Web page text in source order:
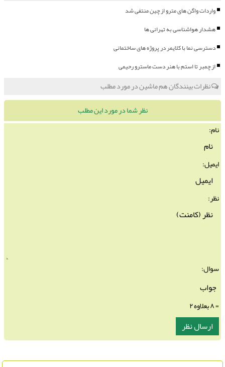
واردات واگن های مترو از چین منتفی شد
هشدار هواشناسی به تهرانی ها
دسترسی نما با کلایمر در پروژه های ساختمانی
از چمبر تا استم با هنر دست ماسترو رحیمی
نظرات بینندگان هم ماشین در مورد مطلب
نظر شما در مورد این مطلب
نام:
ایمیل:
نظر:
سوال: